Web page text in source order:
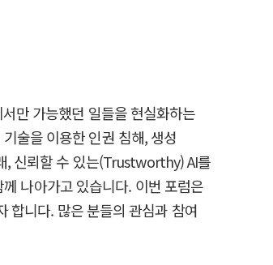
만 가능했던 일들을 현실화하는
술을 이용한 인권 침해, 생성
, 신뢰할 수 있는(Trustworthy) AI를
나아가고 있습니다. 이번 포럼은
합니다. 많은 분들의 관심과 참여